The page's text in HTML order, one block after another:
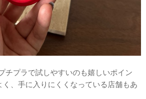
チプラで試しやすいのも嬉しいポイン
く、手に入りにくくなっている店舗もあ